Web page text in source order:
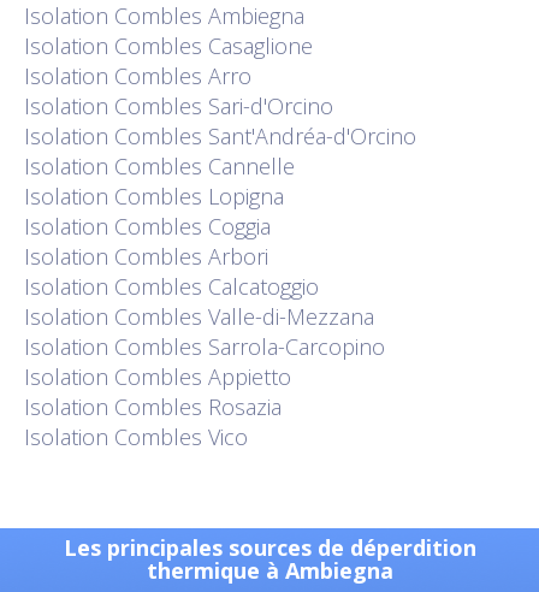
Isolation Combles Ambiegna
Isolation Combles Casaglione
Isolation Combles Arro
Isolation Combles Sari-d'Orcino
Isolation Combles Sant'Andréa-d'Orcino
Isolation Combles Cannelle
Isolation Combles Lopigna
Isolation Combles Coggia
Isolation Combles Arbori
Isolation Combles Calcatoggio
Isolation Combles Valle-di-Mezzana
Isolation Combles Sarrola-Carcopino
Isolation Combles Appietto
Isolation Combles Rosazia
Isolation Combles Vico
Les principales sources de déperdition
thermique à Ambiegna